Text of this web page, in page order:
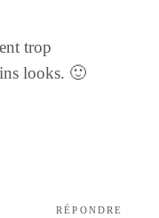
trop
looks. 🙂
RÉPONDRE